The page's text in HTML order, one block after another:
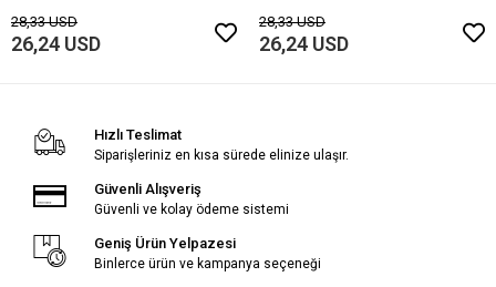
28,33 USD
26,24 USD
28,33 USD
26,24 USD
Hızlı Teslimat
Siparişleriniz en kısa sürede elinize ulaşır.
Güvenli Alışveriş
Güvenli ve kolay ödeme sistemi
Geniş Ürün Yelpazesi
Binlerce ürün ve kampanya seçeneği